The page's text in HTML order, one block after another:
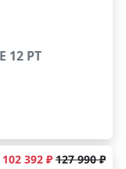
12 PT
102 392 ₽ 127 990 ₽